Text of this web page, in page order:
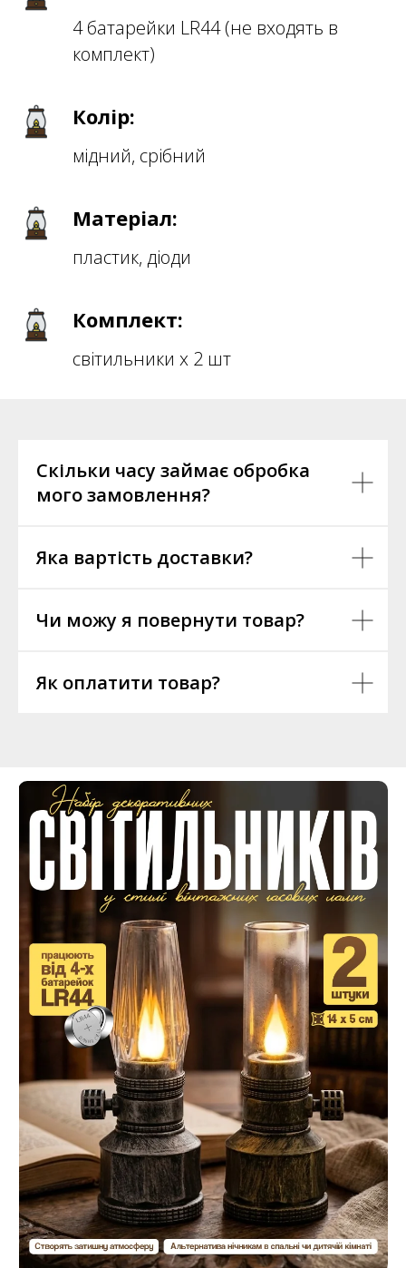
4 батарейки LR44 (не входять в
комплект)
Колір:
мідний, срібний
Матеріал:
пластик, діоди
Комплект:
світильники х 2 шт
Скільки часу займає обробка
мого замовлення?
Яка вартість доставки?
Чи можу я повернути товар?
Як оплатити товар?